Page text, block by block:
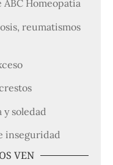
Homeopatía
reumatismos
soledad
inseguridad
VEN